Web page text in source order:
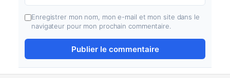
Enregistrer mon nom, mon e-mail et mon site dans le
navigateur pour mon prochain commentaire.